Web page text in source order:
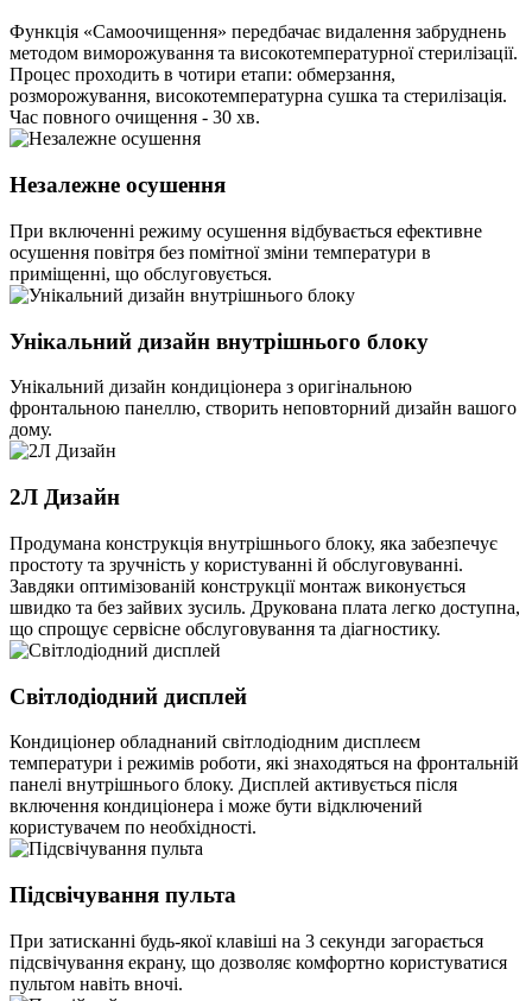
Функція «Самоочищення» передбачає видалення забруднень
методом виморожування та високотемпературної стерилізації.
Процес проходить в чотири етапи: обмерзання,
розморожування, високотемпературна сушка та стерилізація.
Час повного очищення - 30 хв.
Незалежне осушення
При включенні режиму осушення відбувається ефективне
осушення повітря без помітної зміни температури в
приміщенні, що обслуговується.
Унікальний дизайн внутрішнього блоку
Унікальний дизайн кондиціонера з оригінальною
фронтальною панеллю, створить неповторний дизайн вашого
дому.
2Л Дизайн
Продумана конструкція внутрішнього блоку, яка забезпечує
простоту та зручність у користуванні й обслуговуванні.
Завдяки оптимізованій конструкції монтаж виконується
швидко та без зайвих зусиль. Друкована плата легко доступна,
що спрощує сервісне обслуговування та діагностику.
Світлодіодний дисплей
Кондиціонер обладнаний світлодіодним дисплеєм
температури і режимів роботи, які знаходяться на фронтальній
панелі внутрішнього блоку. Дисплей активується після
включення кондиціонера і може бути відключений
користувачем по необхідності.
Підсвічування пульта
При затисканні будь-якої клавіші на 3 секунди загорається
підсвічування екрану, що дозволяє комфортно користуватися
пультом навіть вночі.